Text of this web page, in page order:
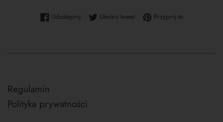
UdostępnijUdostępnij na Facebooku
Utwórz tweetTweetuj na Twitterze
Przypnij toPrzypnij do
Regulamin
Polityka prywatności